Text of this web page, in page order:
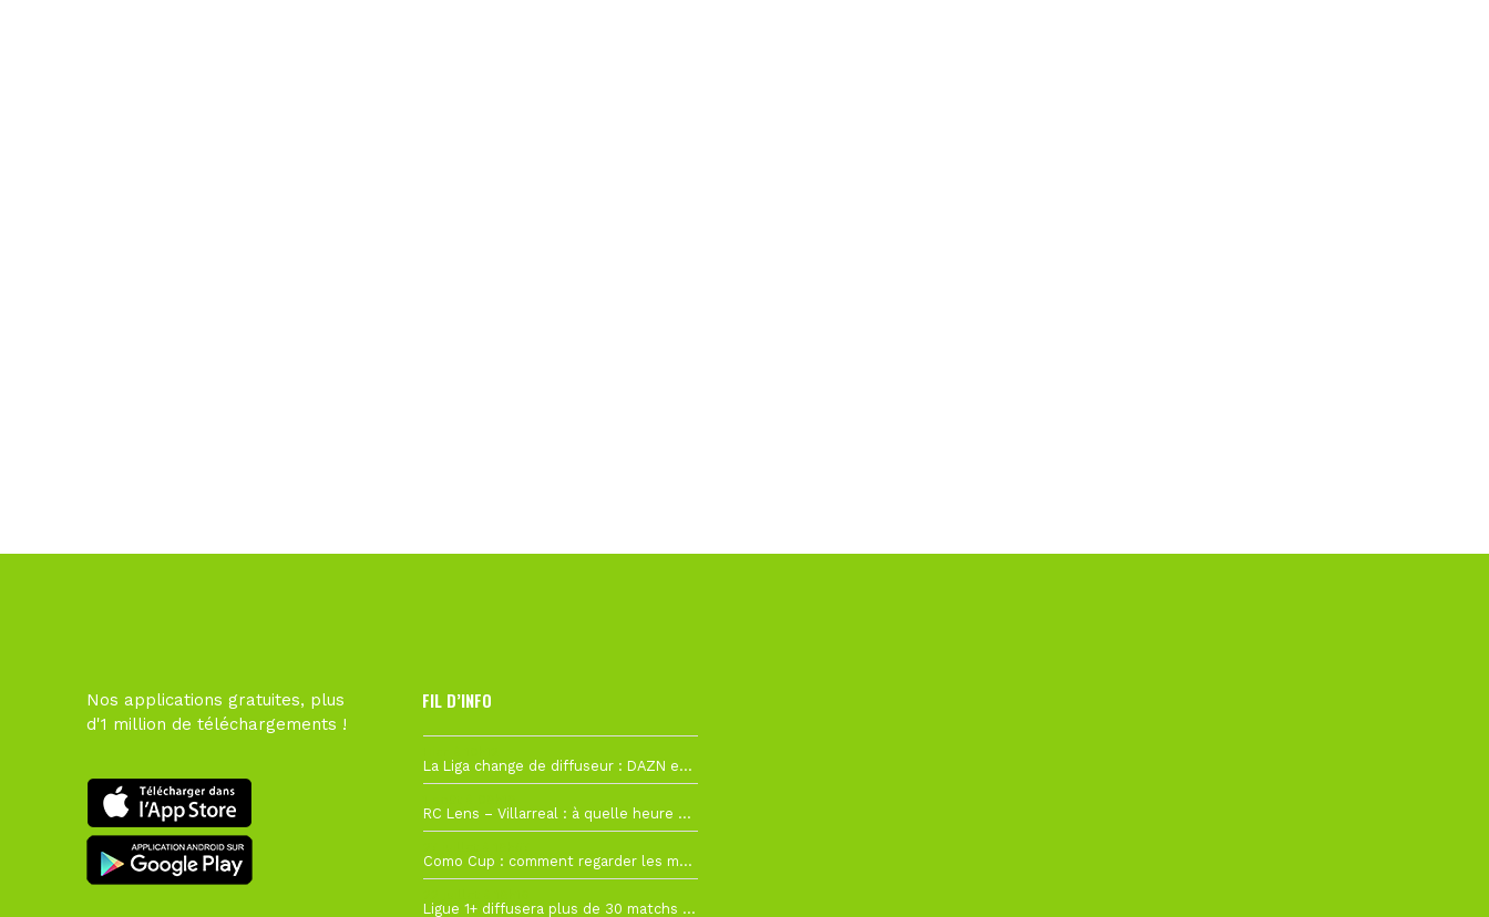
Nos applications gratuites, plus
d'1 million de téléchargements !
FIL D’INFO
La Liga change de diffuseur : DAZN et Disney+ remplacent beIN Sports !
RC Lens – Villarreal : à quelle heure et sur quelle chaîne voir la finale de la Como Cup ?
Como Cup : comment regarder les matchs du RC Lens en direct ?
Ligue 1+ diffusera plus de 30 matchs amicaux avant la reprise de la Ligue 1